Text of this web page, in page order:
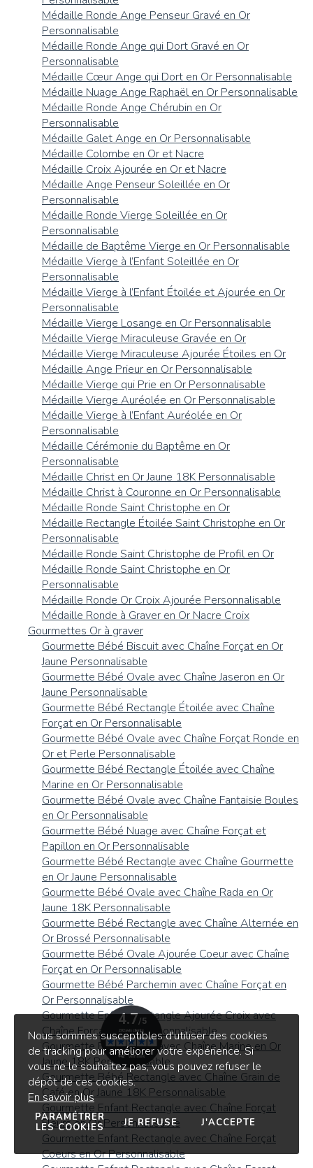
Nous sommes susceptibles d'utiliser des cookies
de tracking pour améliorer votre expérience. Si
vous ne le souhaitez pas, vous pouvez refuser le
dépôt de ces cookies.
En savoir plus
PARAMÉTRER
LES COOKIES
JE REFUSE J'ACCEPTE
Médaille Ronde Ange Penseur Gravé en Or
Personnalisable
Médaille Ronde Ange qui Dort Gravé en Or
Personnalisable
Médaille Cœur Ange qui Dort en Or Personnalisable
Médaille Nuage Ange Raphaël en Or Personnalisable
Médaille Ronde Ange Chérubin en Or
Personnalisable
Médaille Galet Ange en Or Personnalisable
Médaille Colombe en Or et Nacre
Médaille Croix Ajourée en Or et Nacre
Médaille Ange Penseur Soleillée en Or
Personnalisable
Médaille Ronde Vierge Soleillée en Or
Personnalisable
Médaille de Baptême Vierge en Or Personnalisable
Médaille Vierge à l’Enfant Soleillée en Or
Personnalisable
Médaille Vierge à l’Enfant Étoilée et Ajourée en Or
Personnalisable
Médaille Vierge Losange en Or Personnalisable
Médaille Vierge Miraculeuse Gravée en Or
Médaille Vierge Miraculeuse Ajourée Étoiles en Or
Médaille Ange Prieur en Or Personnalisable
Médaille Vierge qui Prie en Or Personnalisable
Médaille Vierge Auréolée en Or Personnalisable
Médaille Vierge à l’Enfant Auréolée en Or
Personnalisable
Médaille Cérémonie du Baptême en Or
Personnalisable
Médaille Christ en Or Jaune 18K Personnalisable
Médaille Christ à Couronne en Or Personnalisable
Médaille Ronde Saint Christophe en Or
Médaille Rectangle Étoilée Saint Christophe en Or
Personnalisable
Médaille Ronde Saint Christophe de Profil en Or
Médaille Ronde Saint Christophe en Or
Personnalisable
Médaille Ronde Or Croix Ajourée Personnalisable
Médaille Ronde à Graver en Or Nacre Croix
Gourmettes Or à graver
Gourmette Bébé Biscuit avec Chaîne Forçat en Or
Jaune Personnalisable
Gourmette Bébé Ovale avec Chaîne Jaseron en Or
Jaune Personnalisable
Gourmette Bébé Rectangle Étoilée avec Chaîne
Forçat en Or Personnalisable
Gourmette Bébé Ovale avec Chaîne Forçat Ronde en
Or et Perle Personnalisable
Gourmette Bébé Rectangle Étoilée avec Chaîne
Marine en Or Personnalisable
Gourmette Bébé Ovale avec Chaîne Fantaisie Boules
en Or Personnalisable
Gourmette Bébé Nuage avec Chaîne Forçat et
Papillon en Or Personnalisable
Gourmette Bébé Rectangle avec Chaîne Gourmette
en Or Jaune Personnalisable
Gourmette Bébé Ovale avec Chaîne Rada en Or
Jaune 18K Personnalisable
Gourmette Bébé Rectangle avec Chaîne Alternée en
Or Brossé Personnalisable
Gourmette Bébé Ovale Ajourée Coeur avec Chaîne
Forçat en Or Personnalisable
Gourmette Bébé Parchemin avec Chaîne Forçat en
Or Personnalisable
Gourmette Enfant Rectangle Ajourée Croix avec
Chaîne Forçat en Or Personnalisable
Gourmette Bébé Ovale avec Chaîne Marine en Or
Jaune 18K Personnalisable
Gourmette Bébé Rectangle avec Chaîne Grain de
Café en Or Jaune 18K Personnalisable
Gourmette Enfant Rectangle avec Chaîne Forçat
Fleurs en Or Personnalisable
Gourmette Enfant Rectangle avec Chaîne Forçat
Coeurs en Or Personnalisable